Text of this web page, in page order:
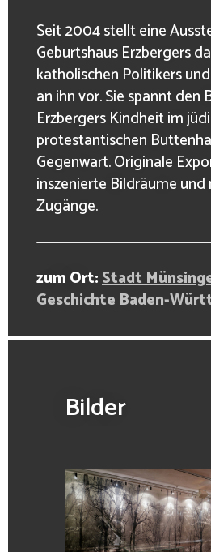
Seit 2004 stellt eine
Geburtshaus Erzbergers
katholischen Politikers
an ihn vor. Sie spannt den
Erzbergers Kindheit im
protestantischen
Gegenwart. Originale
inszenierte Bildräume und
Zugänge.
zum Ort:Stadt
Geschichte Baden-
Bilder